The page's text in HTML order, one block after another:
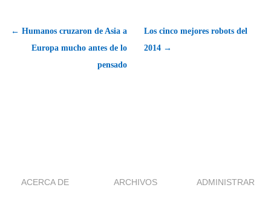
← Humanos cruzaron de Asia a
Europa mucho antes de lo
pensado
Los cinco mejores robots del
2014 →
ACERCA DE ARCHIVOS ADMINISTRAR